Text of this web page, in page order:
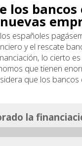
los
españoles
y el rescate
lo cierto
que tienen
que los
la